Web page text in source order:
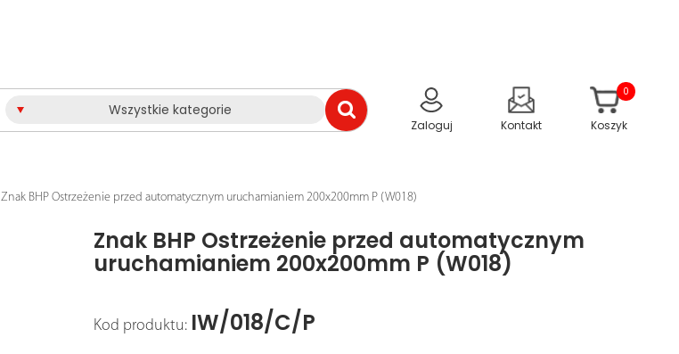
Wszystkie kategorie
Zaloguj Kontakt Koszyk
0
Znak BHP Ostrzeżenie przed automatycznym uruchamianiem 200x200mm P (W018)
Znak BHP Ostrzeżenie przed automatycznym
uruchamianiem 200x200mm P (W018)
Kod produktu: IW/018/C/P